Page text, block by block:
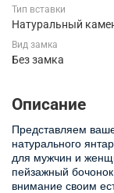
Тип вставки
Натуральный
Вид замка
Без замка
Описание
Представляем
натурального
для мужчин и
пейзажный
внимание своим